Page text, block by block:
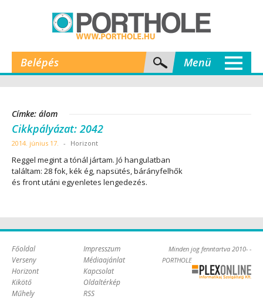
Belépés Menü
Címke: álom
Cikkpályázat: 2042
2014. június 17. - Horizont
Reggel megint a tónál jártam. Jó hangulatban
találtam: 28 fok, kék ég, napsütés, bárányfelhők
és front utáni egyenletes lengedezés.
Főoldal
Verseny
Horizont
Kikötő
Műhely
Impresszum
Médiaajánlat
Kapcsolat
Oldaltérkép
RSS
Minden jog fenntartva 2010- -
PORTHOLE
Online Kft. -